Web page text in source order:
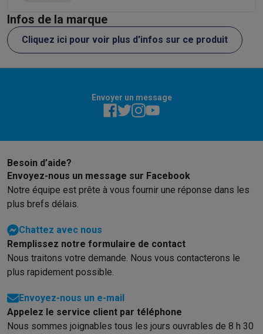
Info & actions
SoldesToutes les soldesSoldes gros électroSoldes petit
ActionsDeals du moment PromotionsCashbacksSoldes
Black
Voici pourquoi choisir KrëfelLivraison offerteGarantie du
Installation à domicileInstallation gros électroInstallation
Réparation de votre appareil
Gros électro & encastrableTrouvez votre machine à laver
Télévision & AudioChoisissez votre télévision idéaleUne
Sport & LoisirsChoisir une montre connectée
Outlet
Outlet Toutes nos offres outlet Outlet multimedia & téléphonie
Infos de la marque
Cliquez ici pour voir plus d'infos sur ce produit
Envoyer un message
Besoin d’aide?
Envoyez-nous un message sur Facebook
Notre équipe est prête à vous fournir une réponse dans les
plus brefs délais.
Chattez avec nous
Remplissez notre formulaire de contact
Nous traitons votre demande. Nous vous contacterons le
plus rapidement possible.
Envoyez-nous un e-mail
Appelez le service client par téléphone
Nous sommes joignables tous les jours ouvrables de 8 h 30